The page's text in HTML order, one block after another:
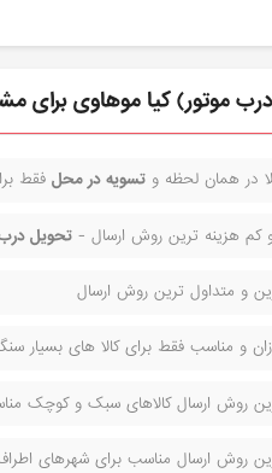
موتور) کیا موهاوی برای
در همان لحظه وتسویه در محل فقط
کم هزینه ترین روش ارسال -تحویل
و متداول ترین روش ارسال
و مناسب فقط برای کالا های بسیار
روش ارسال کالاهای سبک و کوچک
روش ارسال مناسب برای شهرهای اطراف